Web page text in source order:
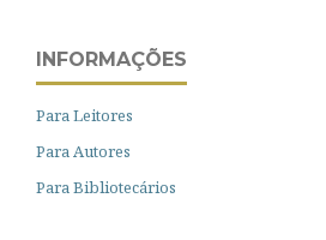
INFORMAÇÕES
Para Leitores
Para Autores
Para Bibliotecários